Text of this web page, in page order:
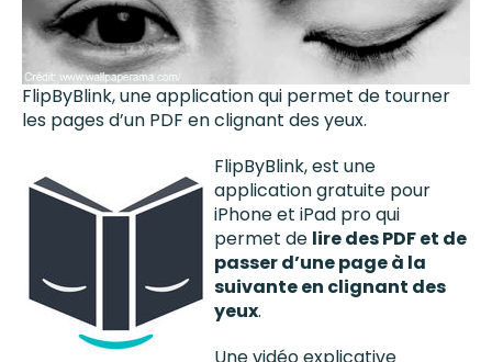
FlipByBlink, une application qui permet de tourner
les pages d’un PDF en clignant des yeux.
FlipByBlink, est une
application gratuite pour
iPhone et iPad pro qui
permet de lire des PDF et de
passer d’une page à la
suivante en clignant des
yeux.
Une vidéo explicative